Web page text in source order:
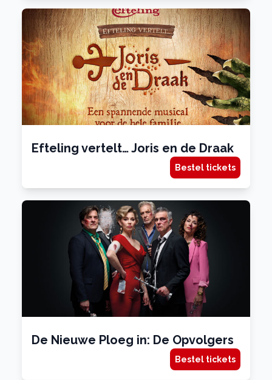
Efteling vertelt… Joris en de Draak
Bestel tickets
De Nieuwe Ploeg in: De Opvolgers
Bestel tickets